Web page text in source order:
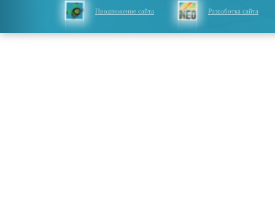
Продвижение сайта Разработка сайта